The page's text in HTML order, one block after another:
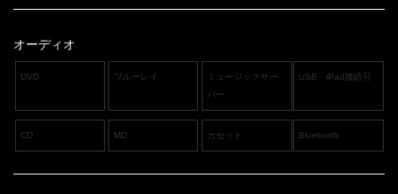
オーディオ
DVD ブルーレイ
ミュージックサー
バー
USB・iPad接続可
CD MD カセット Bluetooth